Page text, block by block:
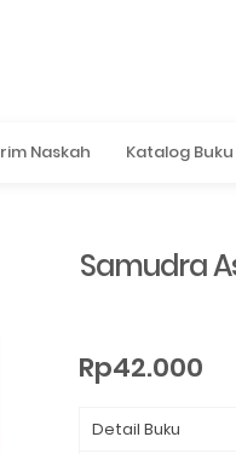
Naskah Katalog Buku
Samudra
Rp42.000
Detail Buku